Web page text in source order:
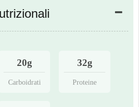
20g
Carboidrati
32g
Proteine